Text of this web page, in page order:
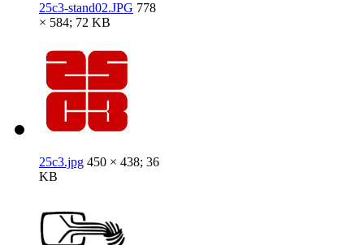
25c3-stand02.JPG 778
× 584; 72 KB
25c3.jpg 450 × 438; 36
KB